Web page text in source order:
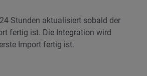
Stunden aktualisiert sobald der
fertig ist. Die Integration wird
Import fertig ist.